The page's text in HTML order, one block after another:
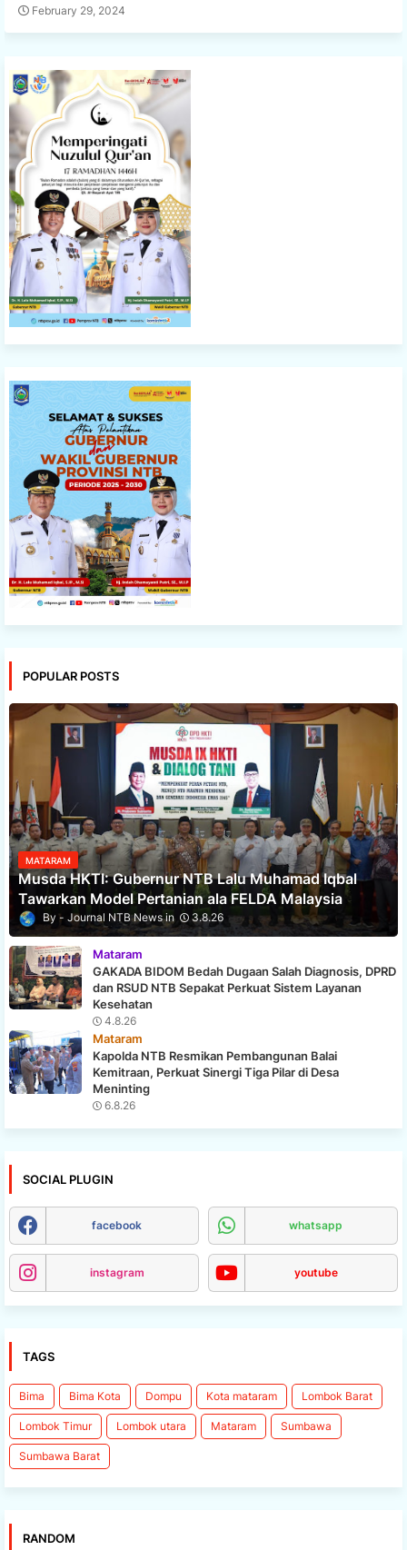
February 29, 2024
POPULAR POSTS
MATARAM
Musda HKTI: Gubernur NTB Lalu Muhamad Iqbal
Tawarkan Model Pertanian ala FELDA Malaysia
Journal NTB News 3.8.26
Mataram
GAKADA BIDOM Bedah Dugaan Salah Diagnosis, DPRD
dan RSUD NTB Sepakat Perkuat Sistem Layanan
Kesehatan
4.8.26
Mataram
Kapolda NTB Resmikan Pembangunan Balai
Kemitraan, Perkuat Sinergi Tiga Pilar di Desa
Meninting
6.8.26
SOCIAL PLUGIN
facebook whatsapp
instagram youtube
TAGS
Bima Bima Kota Dompu Kota mataram Lombok Barat
Lombok Timur Lombok utara Mataram Sumbawa
Sumbawa Barat
RANDOM